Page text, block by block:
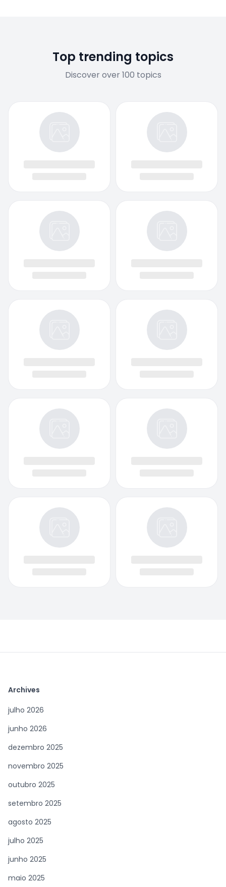
Top trending topics
Discover over 100 topics
Archives
julho 2026
junho 2026
dezembro 2025
novembro 2025
outubro 2025
setembro 2025
agosto 2025
julho 2025
junho 2025
maio 2025